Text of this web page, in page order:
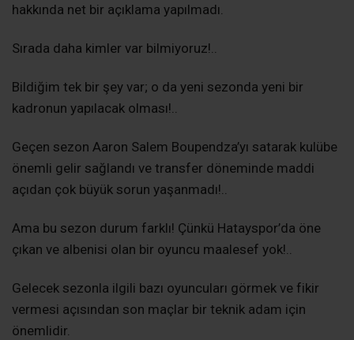
hakkında net bir açıklama yapılmadı.
Sırada daha kimler var bilmiyoruz!..
Bildiğim tek bir şey var; o da yeni sezonda yeni bir
kadronun yapılacak olması!..
Geçen sezon Aaron Salem Boupendza’yı satarak kulübe
önemli gelir sağlandı ve transfer döneminde maddi
açıdan çok büyük sorun yaşanmadı!..
Ama bu sezon durum farklı! Çünkü Hatayspor’da öne
çıkan ve albenisi olan bir oyuncu maalesef yok!..
Gelecek sezonla ilgili bazı oyuncuları görmek ve fikir
vermesi açısından son maçlar bir teknik adam için
önemlidir.